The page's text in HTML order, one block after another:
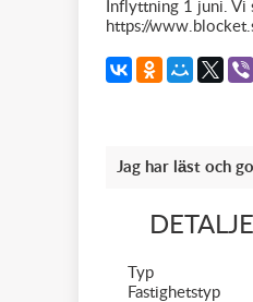
Inflyttning 1 juni. Vi
https://
Jag har läst och
Typ
Fastighetstyp